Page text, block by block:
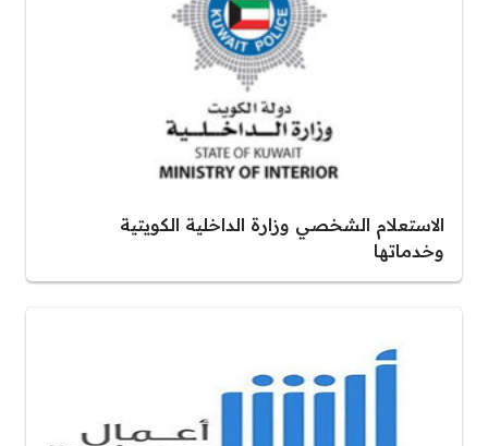
الاستعلام الشخصي وزارة الداخلية الكويتية
وخدماتها